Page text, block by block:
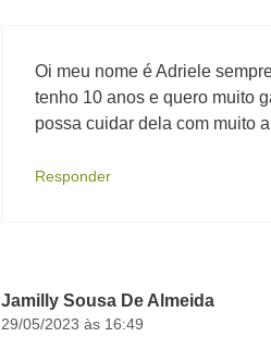
Oi meu nome é Adriele
tenho 10 anos e quero muito
possa cuidar dela com muito
Responder
Jamilly Sousa De Almeida
29/05/2023 às 16:49